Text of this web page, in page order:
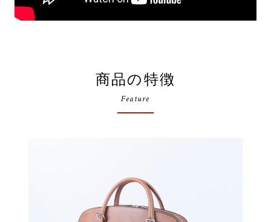
商品の特徴
Feature